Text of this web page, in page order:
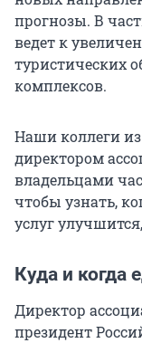
прогнозы. В
ведет к
туристических
комплексов.
Наши коллеги из
директором
владельцами
чтобы узнать,
услуг
Куда и когда
Директор
президент